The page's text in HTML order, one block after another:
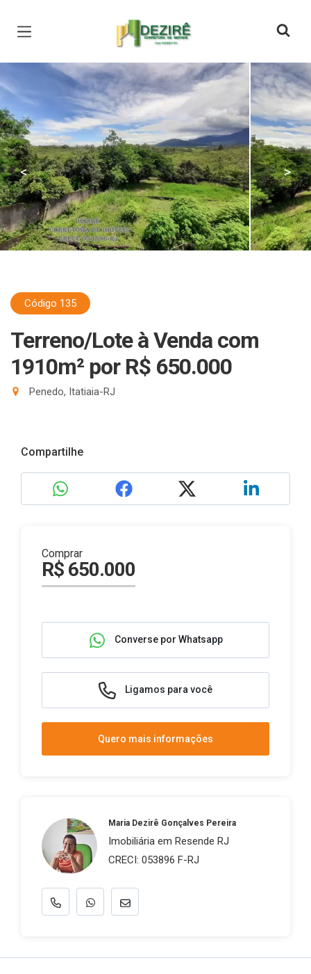
Página inicial
< >
Código 135
Terreno/Lote à Venda com
1910m² por R$ 650.000
Penedo, Itatiaia-RJ
Compartilhe
Comprar
R$ 650.000
Converse por Whatsapp
Ligamos para você
Quero mais informações
Maria Dezirê Gonçalves Pereira
Imobiliária em Resende RJ
CRECI: 053896 F-RJ